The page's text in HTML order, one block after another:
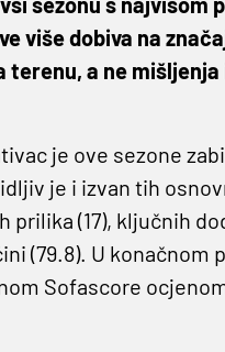
više dobiva na
a ne mišljenja
je ove sezone
je i izvan tih
(17), ključnih
(79.8). U konačnom
Sofascore